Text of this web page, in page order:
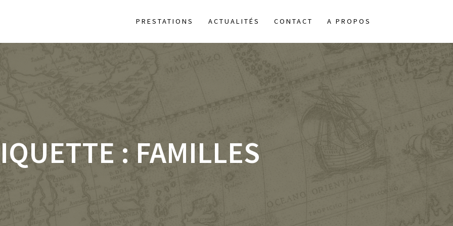
PRESTATIONS ACTUALITÉS CONTACT A PROPOS
:FAMILLES